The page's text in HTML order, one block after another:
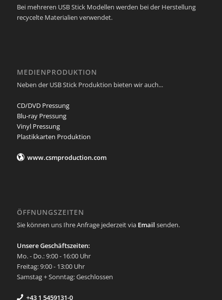
Bei mehreren USB Stick Modellen werden bei der Herstellung
recycelte Materialien verwendet.
MEDIENPRODUKTION
Neben der USB Stick Produktion bieten wir auch...
CD/DVD Pressung
Blu-ray Pressung
Vinyl Pressung
Plastikkarten Produktion
www.csmproduction.com
ÖFFNUNGSZEITEN
Sie können uns Ihre Anfrage jederzeit via Email senden.
Unsere Geschäftszeiten:
Mo. - Do.: 9:00 - 16:00 Uhr
Freitag: 9:00 - 13:00 Uhr
Samstag + Sonntag: Geschlossen
+43 1 5459131-0